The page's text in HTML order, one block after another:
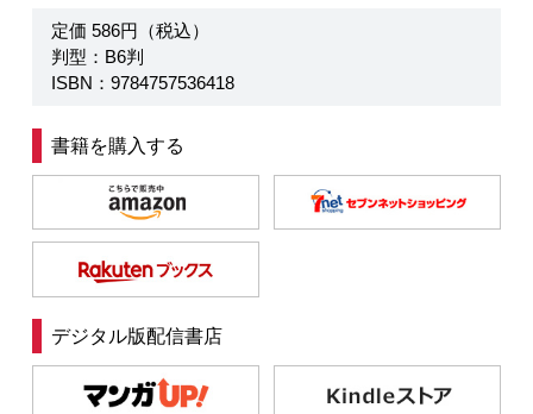
定価 586円（税込）
判型：B6判
ISBN：9784757536418
書籍を購入する
デジタル版配信書店